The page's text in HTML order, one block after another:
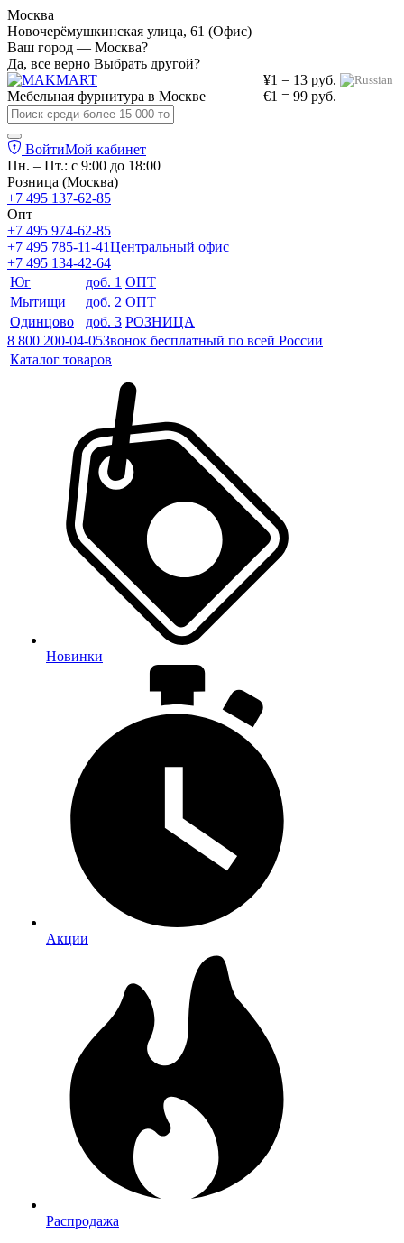
Москва
Новочерёмушкинская улица, 61 (Офис)
Ваш город — Москва?
Да, все верно Выбрать другой?
¥1 = 13 руб.
€1 = 99 руб.
Мебельная фурнитура в Москве
ВойтиМой кабинет
Пн. – Пт.: с 9:00 до 18:00
Розница (Москва)
+7 495 137-62-85
Опт
+7 495 974-62-85
+7 495 785-11-41Центральный офис
+7 495 134-42-64
Юг
доб. 1 ОПТ
Мытищи
доб. 2 ОПТ
Одинцово
доб. 3 РОЗНИЦА
8 800 200-04-05Звонок бесплатный по всей России
Каталог товаров
Новинки
Акции
Распродажа